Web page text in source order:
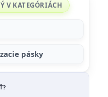
V KATEGÓRIÁCH
pásky